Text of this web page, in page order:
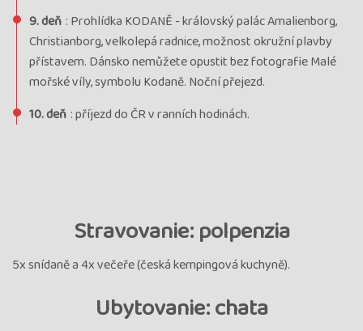
9. deň : Prohlídka KODANĚ - královský palác Amalienborg,
Christianborg, velkolepá radnice, možnost okružní plavby
přístavem. Dánsko nemůžete opustit bez fotografie Malé
mořské víly, symbolu Kodaně. Noční přejezd.
10. deň : příjezd do ČR v ranních hodinách.
Stravovanie: polpenzia
5x snídaně a 4x večeře (česká kempingová kuchyně).
Ubytovanie: chata